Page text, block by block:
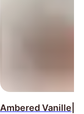
Ambered Vanille|